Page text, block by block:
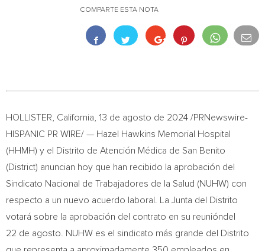
COMPARTE ESTA NOTA
HOLLISTER, California 13 de agosto de 2024 /PRNewswire-
HISPANIC PR WIRE/ — Hazel Hawkins Memorial Hospital
(HHMH) y el Distrito de Atención Médica de San Benito
(District) anuncian hoy que han recibido la aprobación del
Sindicato Nacional de Trabajadores de la Salud (NUHW) con
respecto a un nuevo acuerdo laboral. La Junta del Distrito
votará sobre la aprobación del contrato en su reunióndel
22 de agosto. NUHW es el sindicato más grande del Distrito